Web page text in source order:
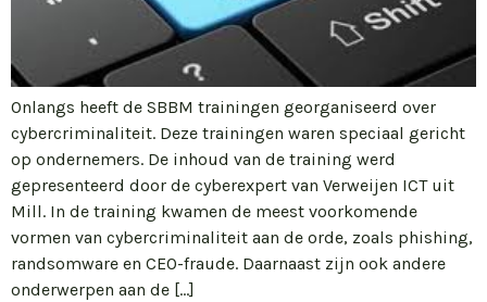
Onlangs heeft de SBBM trainingen georganiseerd over
cybercriminaliteit. Deze trainingen waren speciaal gericht
op ondernemers. De inhoud van de training werd
gepresenteerd door de cyberexpert van Verweijen ICT uit
Mill. In de training kwamen de meest voorkomende
vormen van cybercriminaliteit aan de orde, zoals phishing,
randsomware en CEO-fraude. Daarnaast zijn ook andere
onderwerpen aan de […]